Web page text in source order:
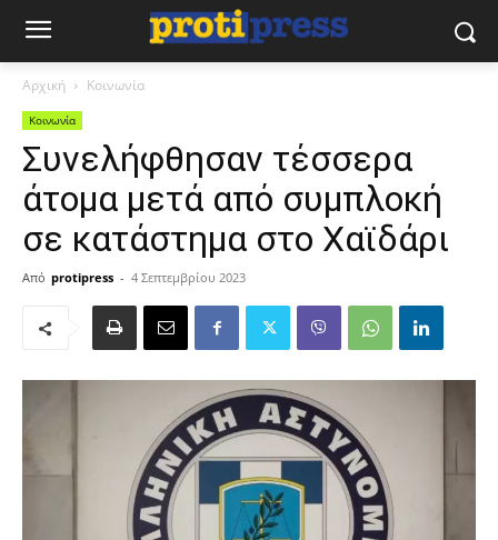
Αρχική Κοινωνία
Κοινωνία
Συνελήφθησαν τέσσερα
άτομα μετά από συμπλοκή
σε κατάστημα στο Χαϊδάρι
Από protipress - 4 Σεπτεμβρίου 2023